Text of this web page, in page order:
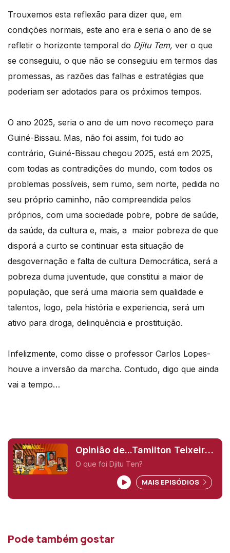
Trouxemos esta reflexão para dizer que, em
condições normais, este ano era e seria o ano de se
refletir o horizonte temporal do Djitu Tem, ver o que
se conseguiu, o que não se conseguiu em termos das
promessas, as razões das falhas e estratégias que
poderiam ser adotados para os próximos tempos.
O ano 2025, seria o ano de um novo recomeço para
Guiné-Bissau. Mas, não foi assim, foi tudo ao
contrário, Guiné-Bissau chegou 2025, está em 2025,
com todas as contradições do mundo, com todos os
problemas possíveis, sem rumo, sem norte, pedida no
seu próprio caminho, não compreendida pelos
próprios, com uma sociedade pobre, pobre de saúde,
da saúde, da cultura e, mais, a maior pobreza de que
disporá a curto se continuar esta situação de
desgovernação e falta de cultura Democrática, será a
pobreza duma juventude, que constitui a maior de
população, que será uma maioria sem qualidade e
talentos, logo, pela história e experiencia, será um
ativo para droga, delinquência e prostituição.
Infelizmente, como disse o professor Carlos Lopes-
houve a inversão da marcha. Contudo, digo que ainda
vai a tempo…
Opinião de...Tamilton Teixeira
(Guiné-Bissau),
O que foi Djitu Ten?
MAIS EPISÓDIOS
Pode também gostar